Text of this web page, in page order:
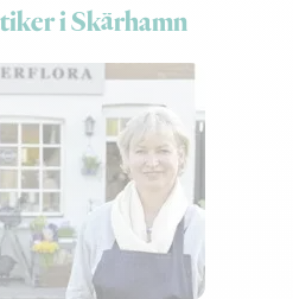
i Skärhamn